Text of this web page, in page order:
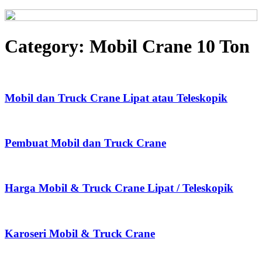
Category: Mobil Crane 10 Ton
Mobil dan Truck Crane Lipat atau Teleskopik
Pembuat Mobil dan Truck Crane
Harga Mobil & Truck Crane Lipat / Teleskopik
Karoseri Mobil & Truck Crane